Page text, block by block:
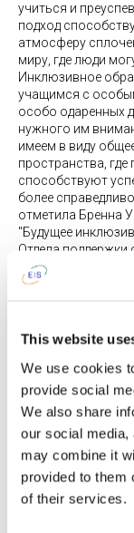
This website
We use cookies
provide social
We also share
our social media,
may combine it
provided to them
of their services.
учиться и
подход
атмосферу
миру, где люди
Инклюзивное
учащимся с
особо одаренных
нужного им
имеем в виду
пространства,
способствуют
более
отметила Бренна
"Будущее
Отдела поддержки
Ключевые
Великобритании и
учениками,
поделятся
инклюзивного
обогащению
Дискуссия об
конференции
круглых столах,
педагогами и